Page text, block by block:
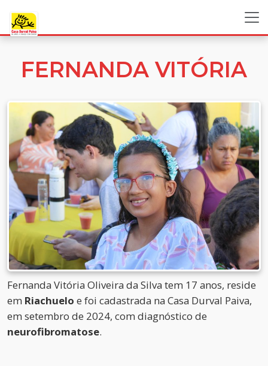
FERNANDA VITÓRIA
Fernanda Vitória Oliveira da Silva tem 17 anos, reside
em Riachuelo e foi cadastrada na Casa Durval Paiva,
em setembro de 2024, com diagnóstico de
neurofibromatose.